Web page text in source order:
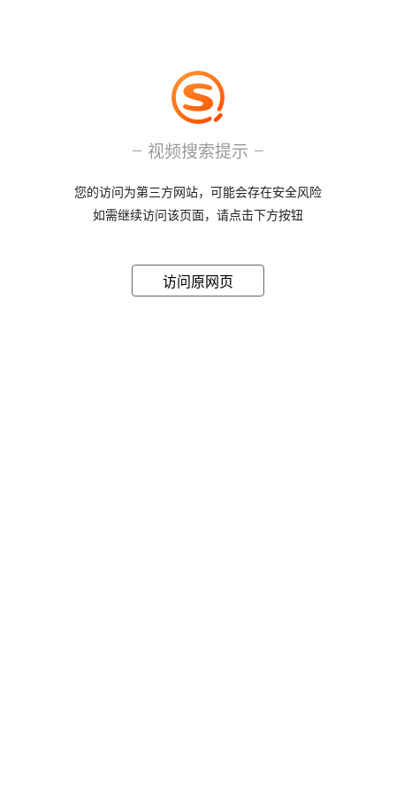
视频搜索提示
您的访问为第三方网站，可能会存在安全风险
如需继续访问该页面，请点击下方按钮
访问原网页